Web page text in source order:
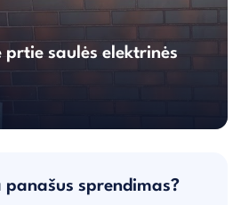
Įkorvimo
stotelė
saulės elektrinės
panašus sprendimas?